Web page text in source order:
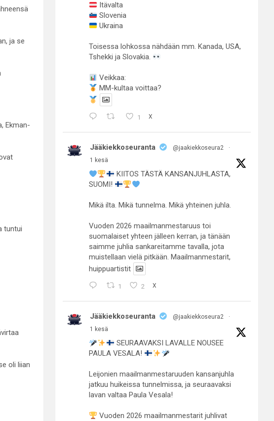
ja se
Ekman-
tuntui
oli liian
Itävalta
Slovenia
Ukraina
Toisessa lohkossa nähdään mm. Kanada, USA,
Tshekki ja Slovakia.
Veikkaa:
MM-kultaa voittaa?
1 X
Jääkiekkoseuranta @jaakiekkoseura2
·
1 kesä
KIITOS TÄSTÄ KANSANJUHLASTA,
SUOMI!
Mikä ilta. Mikä tunnelma. Mikä yhteinen juhla.
Vuoden 2026 maailmanmestaruus toi
suomalaiset yhteen jälleen kerran, ja tänään
saimme juhlia sankareitamme tavalla, jota
muistellaan vielä pitkään. Maailmanmestarit,
huippuartistit
1 2 X
Jääkiekkoseuranta @jaakiekkoseura2
·
1 kesä
SEURAAVAKSI LAVALLE NOUSEE
PAULA VESALA!
Leijonien maailmanmestaruuden kansanjuhla
jatkuu huikeissa tunnelmissa, ja seuraavaksi
lavan valtaa Paula Vesala!
Vuoden 2026 maailmanmestarit juhlivat